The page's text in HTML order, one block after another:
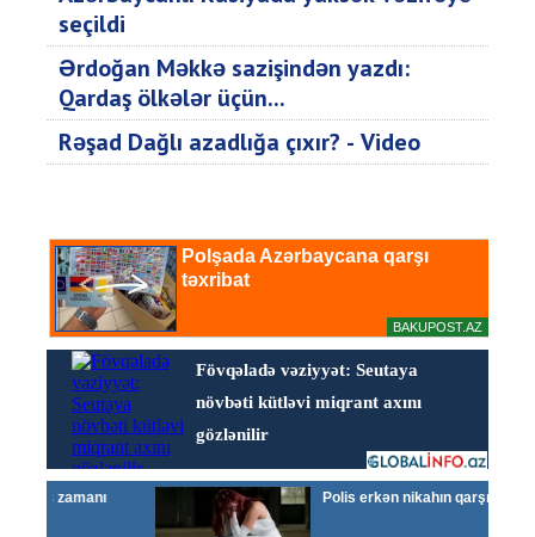
seçildi
Ərdoğan Məkkə sazişindən yazdı:
Qardaş ölkələr üçün...
Rəşad Dağlı azadlığa çıxır? - Video